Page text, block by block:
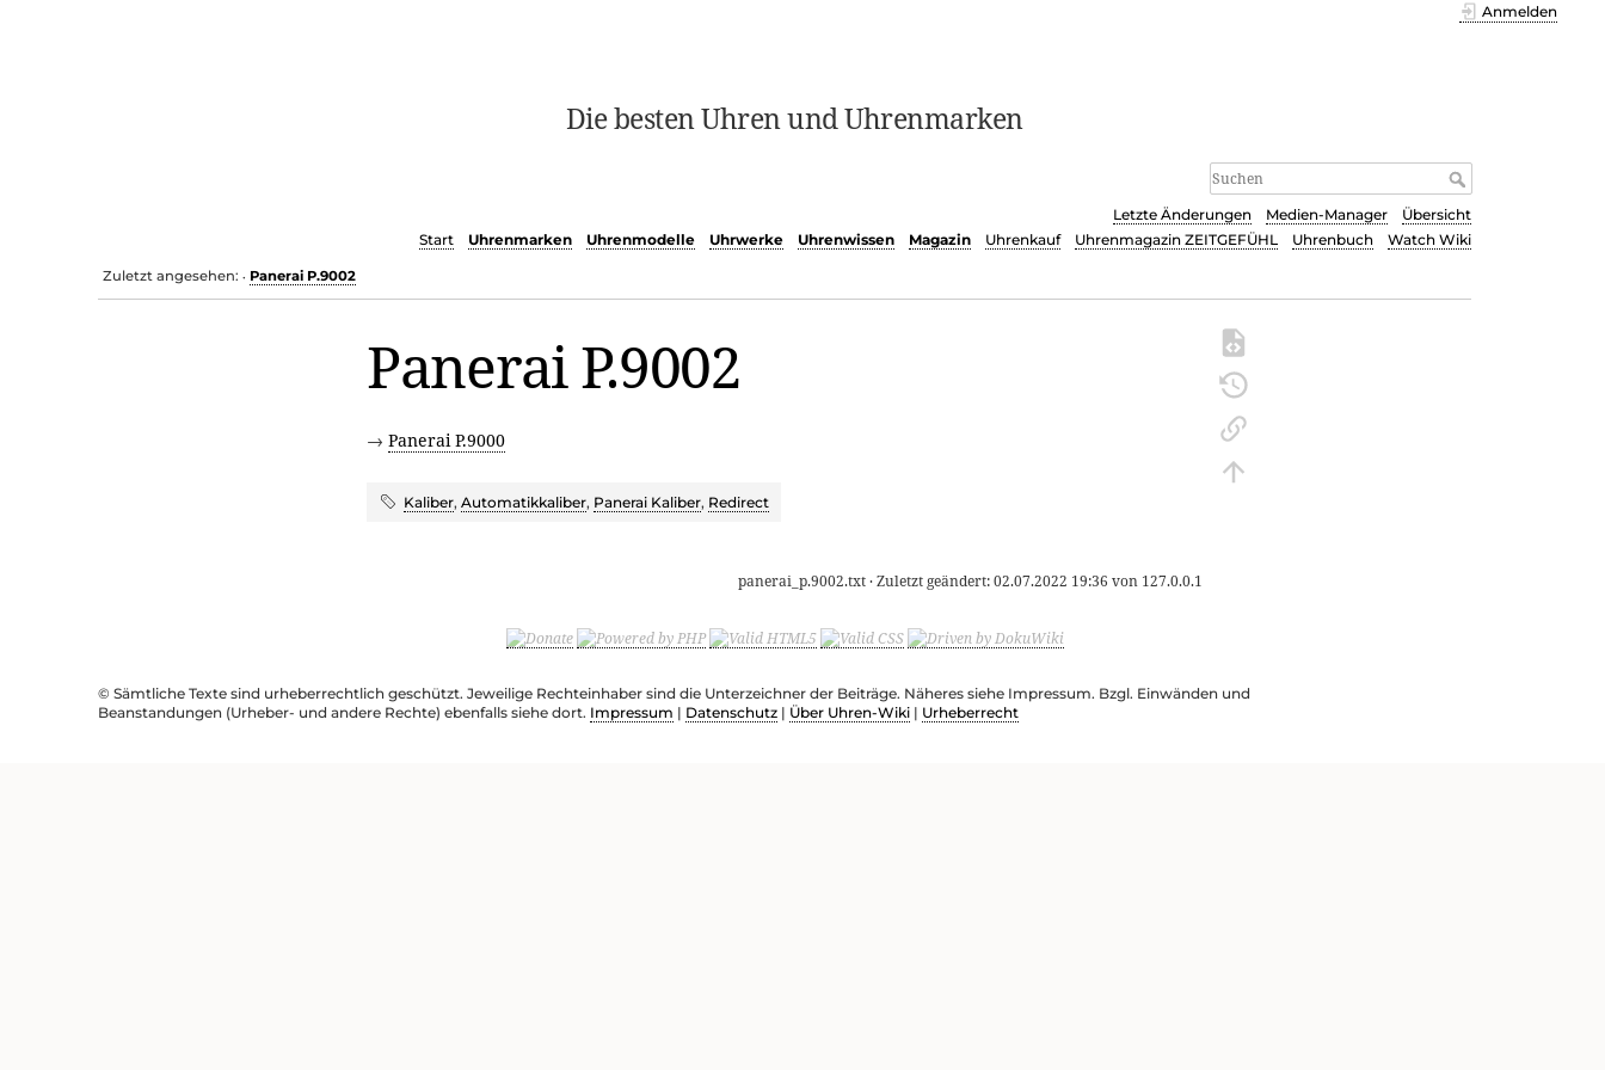
Die besten Uhren und Uhrenmarken
Anmelden
Letzte Änderungen Medien-Manager
Übersicht
Start
Uhrenmarken Uhrenmodelle Uhrwerke Uhrenwissen Magazin Uhrenkauf Uhrenmagazin ZEITGEFÜHL Uhrenbuch Watch Wiki
Zuletzt angesehen: • Panerai P.9002
Panerai P.9002
→ Panerai P.9000
Kaliber, Automatikkaliber, Panerai Kaliber, Redirect
panerai_p.9002.txt· Zuletzt geändert:02.07.2022 19:36 von 127.0.0.1
© Sämtliche Texte sind urheberrechtlich geschützt. Jeweilige Rechteinhaber sind die Unterzeichner der Beiträge. Näheres siehe Impressum. Bzgl. Einwänden und
Beanstandungen (Urheber- und andere Rechte) ebenfalls siehe dort. Impressum | Datenschutz | Über Uhren-Wiki | Urheberrecht